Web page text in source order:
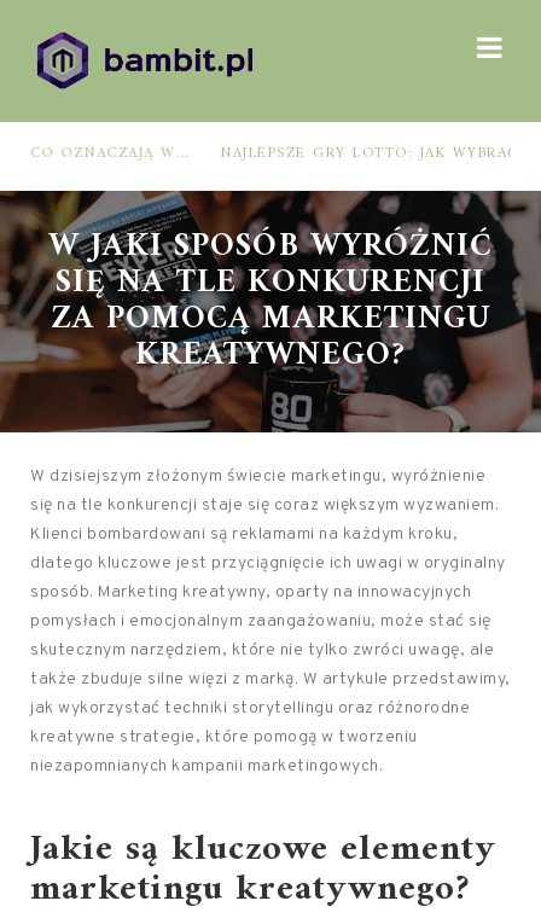
NAJLEPSZE GRY LOTTO: JAK WYBRAĆ, BY ZWIĘKSZYĆ SZANSE NA WYGRANĄ?
W JAKI SPOSÓB WYRÓŻNIĆ
SIĘ NA TLE KONKURENCJI
ZA POMOCĄ MARKETINGU
KREATYWNEGO?
W dzisiejszym złożonym świecie marketingu, wyróżnienie
się na tle konkurencji staje się coraz większym wyzwaniem.
Klienci bombardowani są reklamami na każdym kroku,
dlatego kluczowe jest przyciągnięcie ich uwagi w oryginalny
sposób. Marketing kreatywny, oparty na innowacyjnych
pomysłach i emocjonalnym zaangażowaniu, może stać się
skutecznym narzędziem, które nie tylko zwróci uwagę, ale
także zbuduje silne więzi z marką. W artykule przedstawimy,
jak wykorzystać techniki storytellingu oraz różnorodne
kreatywne strategie, które pomogą w tworzeniu
niezapomnianych kampanii marketingowych.
Jakie są kluczowe elementy
marketingu kreatywnego?